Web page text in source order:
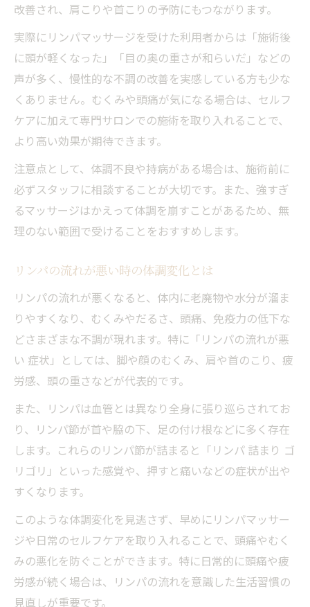
改善され、肩こりや首こりの予防にもつながります。
実際にリンパマッサージを受けた利用者からは「施術後
に頭が軽くなった」「目の奥の重さが和らいだ」などの
声が多く、慢性的な不調の改善を実感している方も少な
くありません。むくみや頭痛が気になる場合は、セルフ
ケアに加えて専門サロンでの施術を取り入れることで、
より高い効果が期待できます。
注意点として、体調不良や持病がある場合は、施術前に
必ずスタッフに相談することが大切です。また、強すぎ
るマッサージはかえって体調を崩すことがあるため、無
理のない範囲で受けることをおすすめします。
リンパの流れが悪い時の体調変化とは
リンパの流れが悪くなると、体内に老廃物や水分が溜ま
りやすくなり、むくみやだるさ、頭痛、免疫力の低下な
どさまざまな不調が現れます。特に「リンパの流れが悪
い 症状」としては、脚や顔のむくみ、肩や首のこり、疲
労感、頭の重さなどが代表的です。
また、リンパは血管とは異なり全身に張り巡らされてお
り、リンパ節が首や脇の下、足の付け根などに多く存在
します。これらのリンパ節が詰まると「リンパ 詰まり ゴ
リゴリ」といった感覚や、押すと痛いなどの症状が出や
すくなります。
このような体調変化を見逃さず、早めにリンパマッサー
ジや日常のセルフケアを取り入れることで、頭痛やむく
みの悪化を防ぐことができます。特に日常的に頭痛や疲
労感が続く場合は、リンパの流れを意識した生活習慣の
見直しが重要です。